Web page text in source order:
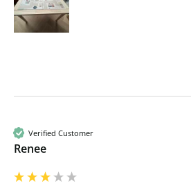
Verified Customer
Renee